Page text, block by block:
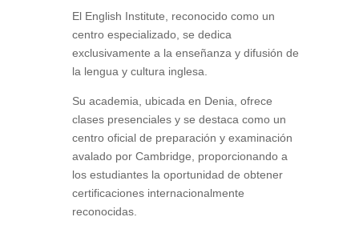
El English Institute, reconocido como un
centro especializado, se dedica
exclusivamente a la enseñanza y difusión de
la lengua y cultura inglesa.
Su academia, ubicada en Denia, ofrece
clases presenciales y se destaca como un
centro oficial de preparación y examinación
avalado por Cambridge, proporcionando a
los estudiantes la oportunidad de obtener
certificaciones internacionalmente
reconocidas.